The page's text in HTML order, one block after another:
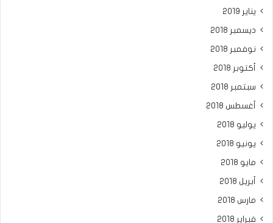
يناير 2019
ديسمبر 2018
نوفمبر 2018
أكتوبر 2018
سبتمبر 2018
أغسطس 2018
يوليو 2018
يونيو 2018
مايو 2018
أبريل 2018
مارس 2018
فبراير 2018